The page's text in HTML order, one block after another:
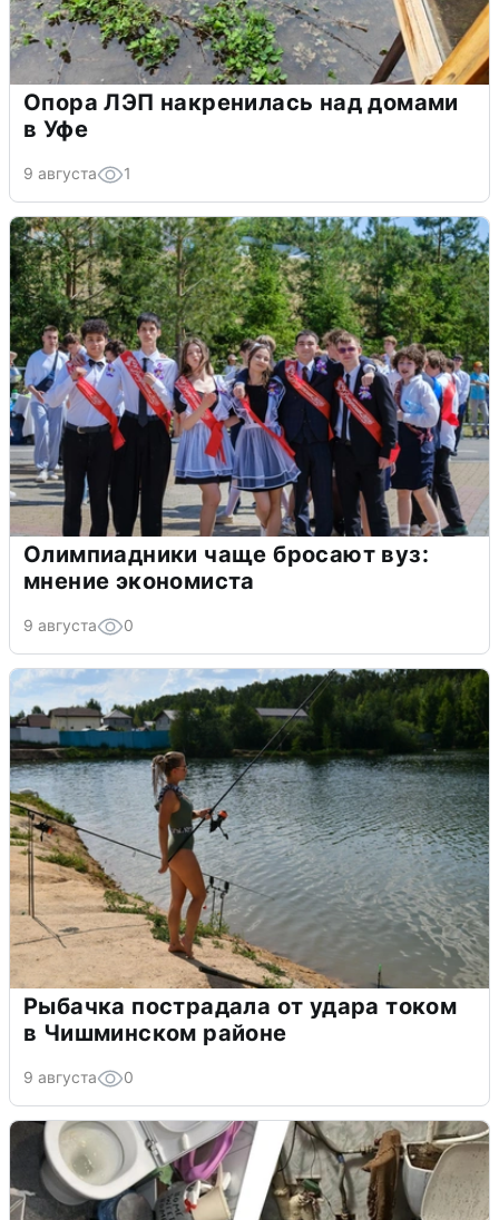
Опора ЛЭП накренилась над домами
в Уфе
9 августа 1
Олимпиадники чаще бросают вуз:
мнение экономиста
9 августа 0
Рыбачка пострадала от удара током
в Чишминском районе
9 августа 0